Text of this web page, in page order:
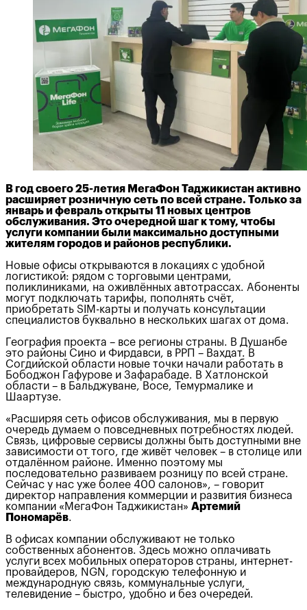
В год своего 25-летия МегаФон Таджикистан активно
расширяет розничную сеть по всей стране. Только за
январь и февраль открыты 11 новых центров
обслуживания. Это очередной шаг к тому, чтобы
услуги компании были максимально доступными
жителям городов и районов республики.
Новые офисы открываются в локациях с удобной
логистикой: рядом с торговыми центрами,
поликлиниками, на оживлённых автотрассах. Абоненты
могут подключать тарифы, пополнять счёт,
приобретать SIM-карты и получать консультации
специалистов буквально в нескольких шагах от дома.
География проекта – все регионы страны. В Душанбе
это районы Сино и Фирдавси, в РРП – Вахдат. В
Согдийской области новые точки начали работать в
Бободжон Гафурове и Зафарабаде. В Хатлонской
области – в Бальджуване, Восе, Темурмалике и
Шаартузе.
«Расширяя сеть офисов обслуживания, мы в первую
очередь думаем о повседневных потребностях людей.
Связь, цифровые сервисы должны быть доступными вне
зависимости от того, где живёт человек – в столице или
отдалённом районе. Именно поэтому мы
последовательно развиваем розницу по всей стране.
Сейчас у нас уже более 400 салонов», – говорит
директор направления коммерции и развития бизнеса
компании «МегаФон Таджикистан» Артемий
Пономарёв.
В офисах компании обслуживают не только
собственных абонентов. Здесь можно оплачивать
услуги всех мобильных операторов страны, интернет-
провайдеров, NGN, городскую телефонную и
международную связь, коммунальные услуги,
телевидение – быстро, удобно и без очередей.